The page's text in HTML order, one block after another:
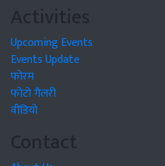
Activities
Upcoming Events
Events Update
फोरम
फोटो गैलरी
वीडियो
Contact